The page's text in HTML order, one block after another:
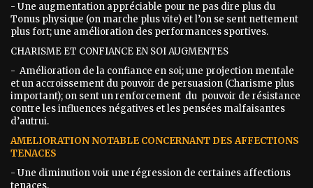
- Une augmentation appréciable pour ne pas dire plus du
Tonus physique (on marche plus vite) et l’on se sent nettement
plus fort; une amélioration des performances sportives.
CHARISME ET CONFIANCE EN SOI AUGMENTES
- Amélioration de la confiance en soi; une projection mentale
et un accroissement du pouvoir de persuasion (Charisme plus
important); on sent un renforcement du pouvoir de résistance
contre les influences négatives et les pensées malfaisantes
d’autrui.
AMELIORATION NOTABLE CONCERNANT DES AFFECTIONS
TENACES
- Une diminution voir une régression de certaines affections